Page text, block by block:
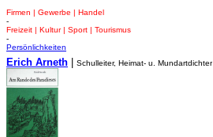
Firmen | Gewerbe | Handel
-
Freizeit | Kultur | Sport | Tourismus
-
Persönlichkeiten
Erich Arneth Schulleiter, Heimat- u. Mundartdichter